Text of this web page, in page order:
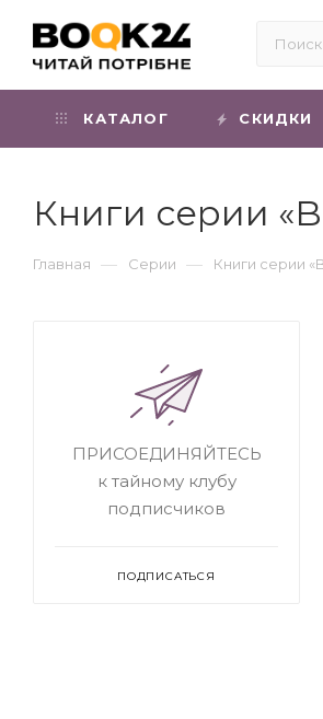
КАТАЛОГ СКИДКИ
Книги серии
Главная — Серии — Книги серии
ПРИСОЕДИНЯЙТЕСЬ
к тайному клубу
подписчиков
ПОДПИСАТЬСЯ